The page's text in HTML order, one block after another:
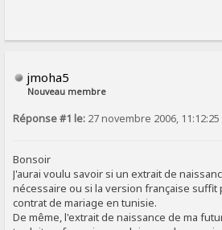
jmoha5
Nouveau membre
Réponse #1 le: 27 novembre 2006,
Bonsoir
J'aurai voulu savoir si un extrait de
nécessaire ou si la version française suffit
contrat de mariage en tunisie.
De même, l'extrait de naissance de ma